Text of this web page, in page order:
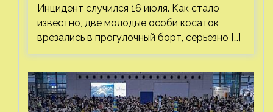
Инцидент случился 16 июля. Как стало
известно, две молодые особи косаток
врезались в прогулочный борт, серьезно […]